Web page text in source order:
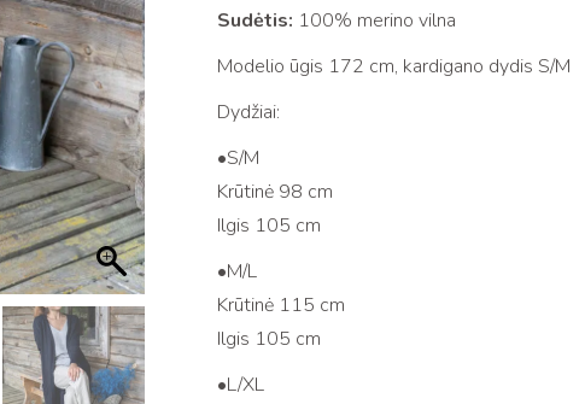
kišenėmis
Sudėtis: 100% merino vilna
Modelio ūgis 172 cm, kardigano dydis S/M
Dydžiai:
•S/M
Krūtinė 98 cm
Ilgis 105 cm
•M/L
Krūtinė 115 cm
Ilgis 105 cm
•L/XL